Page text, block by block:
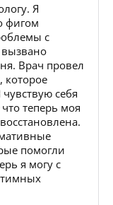
Я
фигом
с
вызвано
Врач провел
которое
себя
теперь моя
помогли
я могу с